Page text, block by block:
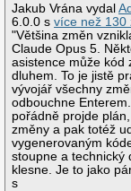
Jakub Vrána vydal
6.0.0 svíce než 130
"Většina změn
Claude Opus 5.
asistence může kód
dluhem. To je jistě
vývojář všechny
odbouchne
pořádně projde
změny a pak totéž
vygenerovaným
stoupne a technický
klesne. Je to jako
s